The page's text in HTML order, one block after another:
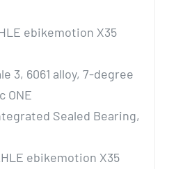
ebikemotion X35
3, 6061 alloy, 7-degree
ONE
Sealed Bearing,
ebikemotion X35